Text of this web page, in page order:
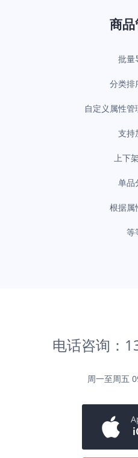
商
批量
分类排
自定义属性管
支持
上下
单品
根据属
等
电话咨询：
周一至周五